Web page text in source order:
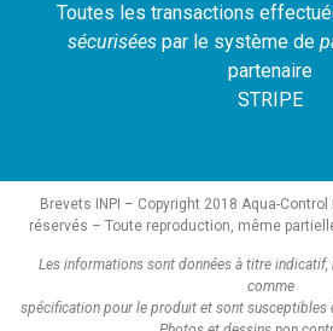
Toutes les transactions
sécurisées par le système de
partenaire
STRIPE
Brevets INPI – Copyright 2018 Aqua-Control
réservés – Toute reproduction, même
Les informations sont données à titre indicatif,
comme
spécification pour le produit et sont susceptibles